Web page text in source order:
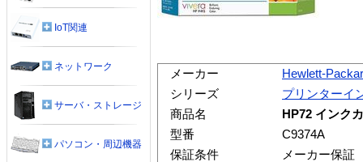
メーカー
Hewlett-
シリーズ
プリンターイ
商品名
HP72 インク
型番
C9374A
保証条件
メーカー保証
IoT関連
ネットワーク
サーバ・ストレージ
パソコン・周辺機器